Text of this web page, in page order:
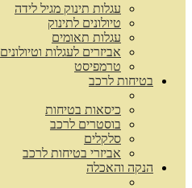
עגלות תינוק מגיל לידה
טיולונים לתינוק
עגלות תאומים
אביזרים לעגלות וטיולונים
טרמפיסט
בטיחות לרכב
כיסאות בטיחות
בוסטרים לרכב
סלקלים
אביזרי בטיחות לרכב
הנקה והאכלה